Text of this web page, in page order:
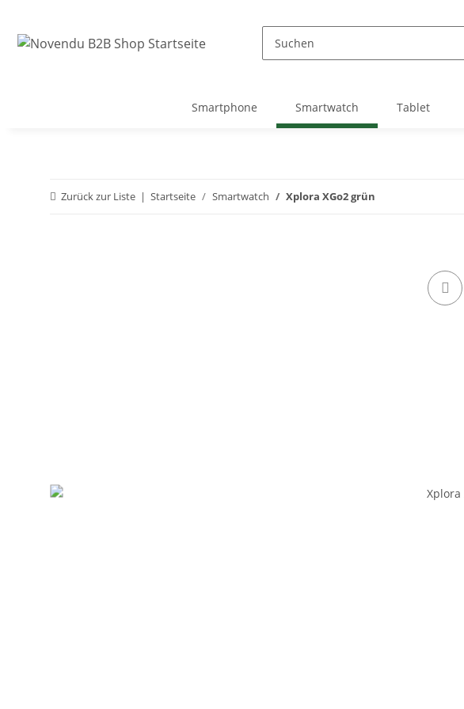
Smartphone Smartwatch Tablet
Zurück zur Liste Startseite Smartwatch Xplora XGo2 grün